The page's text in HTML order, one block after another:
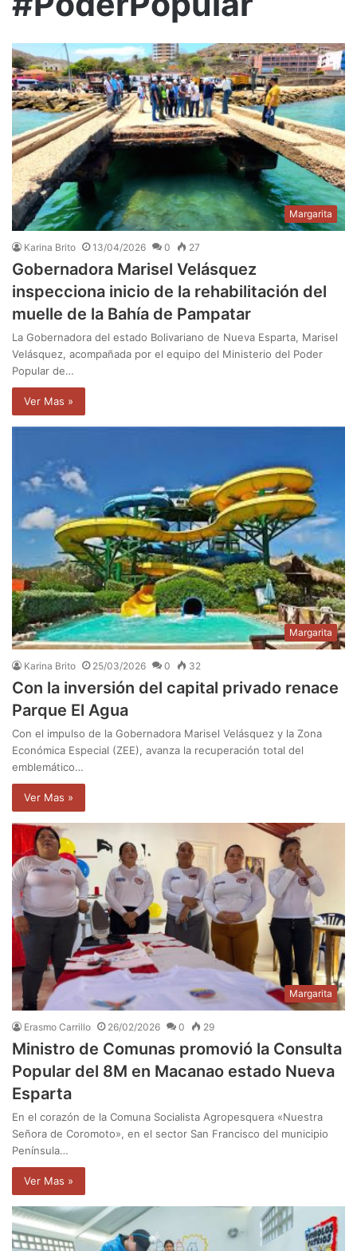
Margarita
Karina Brito 13/04/2026 0 27
Gobernadora Marisel Velásquez
inspecciona inicio de la rehabilitación del
muelle de la Bahía de Pampatar
La Gobernadora del estado Bolivariano de Nueva Esparta, Marisel
Velásquez, acompañada por el equipo del Ministerio del Poder
Popular de…
Ver Mas »
Margarita
Karina Brito 25/03/2026 0 32
Con la inversión del capital privado renace
Parque El Agua
Con el impulso de la Gobernadora Marisel Velásquez y la Zona
Económica Especial (ZEE), avanza la recuperación total del
emblemático…
Ver Mas »
Margarita
Erasmo Carrillo 26/02/2026 0 29
Ministro de Comunas promovió la Consulta
Popular del 8M en Macanao estado Nueva
Esparta
En el corazón de la Comuna Socialista Agropesquera «Nuestra
Señora de Coromoto», en el sector San Francisco del municipio
Península…
Ver Mas »